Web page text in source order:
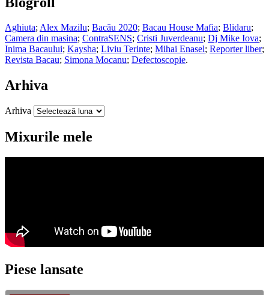
Aghiuta;Alex Mazilu; Bacău 2020; Bacau House Mafia; Blidaru;
Camera din masina; ContraSENS; Cristi Juverdeanu; Dj Mike Iova;
Inima Bacaului; Kaysha; Liviu Terinte; Mihai Enasel; Reporter liber;
Revista Bacau; Simona Mocanu; Defectoscopie.
Arhiva
Arhiva
Mixurile mele
Piese lansate